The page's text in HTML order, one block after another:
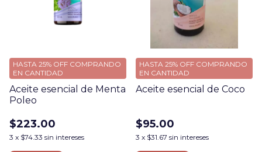
Aceite esencial de Menta
Poleo
$223.00
3 x $74.33 sin intereses
HASTA 25% OFF COMPRANDO
EN CANTIDAD
Aceite esencial de Coco
$95.00
3 x $31.67 sin intereses
HASTA 25% OFF COMPRANDO
EN CANTIDAD